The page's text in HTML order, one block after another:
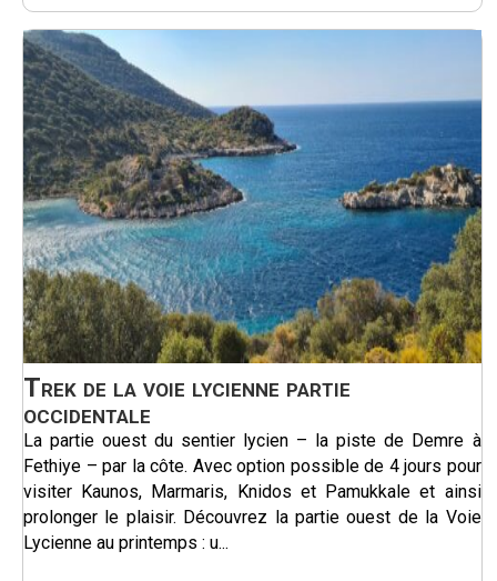
Trek de la voie lycienne partie
occidentale
La partie ouest du sentier lycien – la piste de Demre à
Fethiye – par la côte. Avec option possible de 4 jours pour
visiter Kaunos, Marmaris, Knidos et Pamukkale et ainsi
prolonger le plaisir. Découvrez la partie ouest de la Voie
Lycienne au printemps : u...